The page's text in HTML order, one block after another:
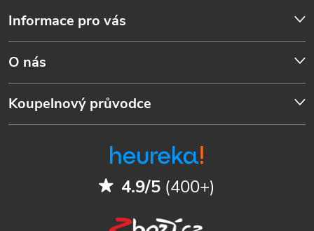
Informace pro vás
O nás
Koupelnový průvodce
4.9/5 (400+)